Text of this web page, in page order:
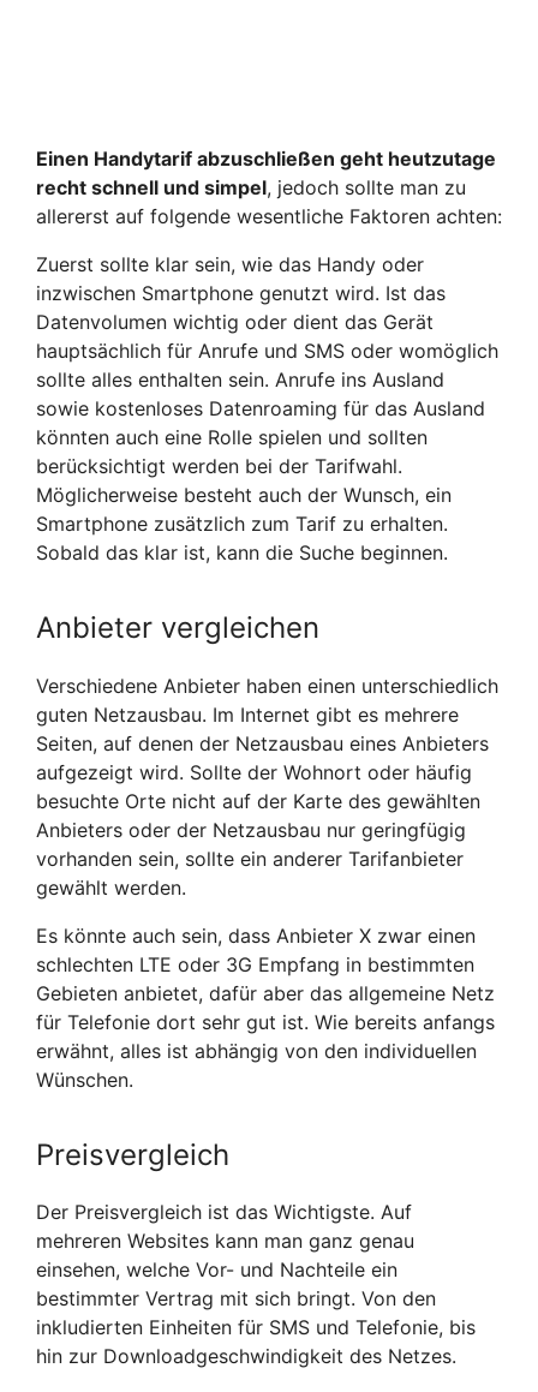
Einen Handytarif abzuschließen geht heutzutage
recht schnell und simpel, jedoch sollte man zu
allererst auf folgende wesentliche Faktoren achten:
Zuerst sollte klar sein, wie das Handy oder
inzwischen Smartphone genutzt wird. Ist das
Datenvolumen wichtig oder dient das Gerät
hauptsächlich für Anrufe und SMS oder womöglich
sollte alles enthalten sein. Anrufe ins Ausland
sowie kostenloses Datenroaming für das Ausland
könnten auch eine Rolle spielen und sollten
berücksichtigt werden bei der Tarifwahl.
Möglicherweise besteht auch der Wunsch, ein
Smartphone zusätzlich zum Tarif zu erhalten.
Sobald das klar ist, kann die Suche beginnen.
Anbieter vergleichen
Verschiedene Anbieter haben einen unterschiedlich
guten Netzausbau. Im Internet gibt es mehrere
Seiten, auf denen der Netzausbau eines Anbieters
aufgezeigt wird. Sollte der Wohnort oder häufig
besuchte Orte nicht auf der Karte des gewählten
Anbieters oder der Netzausbau nur geringfügig
vorhanden sein, sollte ein anderer Tarifanbieter
gewählt werden.
Es könnte auch sein, dass Anbieter X zwar einen
schlechten LTE oder 3G Empfang in bestimmten
Gebieten anbietet, dafür aber das allgemeine Netz
für Telefonie dort sehr gut ist. Wie bereits anfangs
erwähnt, alles ist abhängig von den individuellen
Wünschen.
Preisvergleich
Der Preisvergleich ist das Wichtigste. Auf
mehreren Websites kann man ganz genau
einsehen, welche Vor- und Nachteile ein
bestimmter Vertrag mit sich bringt. Von den
inkludierten Einheiten für SMS und Telefonie, bis
hin zur Downloadgeschwindigkeit des Netzes.